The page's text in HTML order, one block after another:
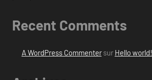
Recent Comments
A WordPress Commentersur Hello world!